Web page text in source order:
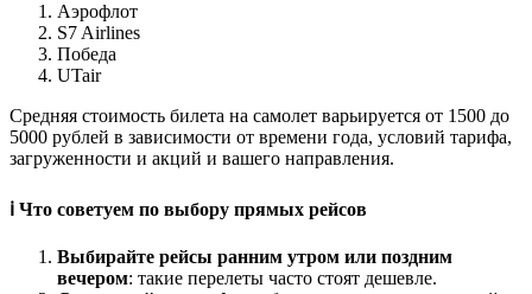
Аэрофлот
S7 Airlines
Победа
UTair
Средняя стоимость билета на самолет варьируется от 1500 до
5000 рублей в зависимости от времени года, условий тарифа,
загруженности и акций и вашего направления.
ℹ️ Что советуем по выбору прямых рейсов
Выбирайте рейсы ранним утром или поздним
вечером: такие перелеты часто стоят дешевле.